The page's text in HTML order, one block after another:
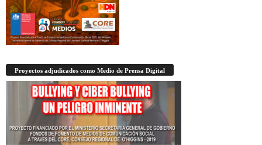
Proyectos adjudicados como Medio de Prensa Digital